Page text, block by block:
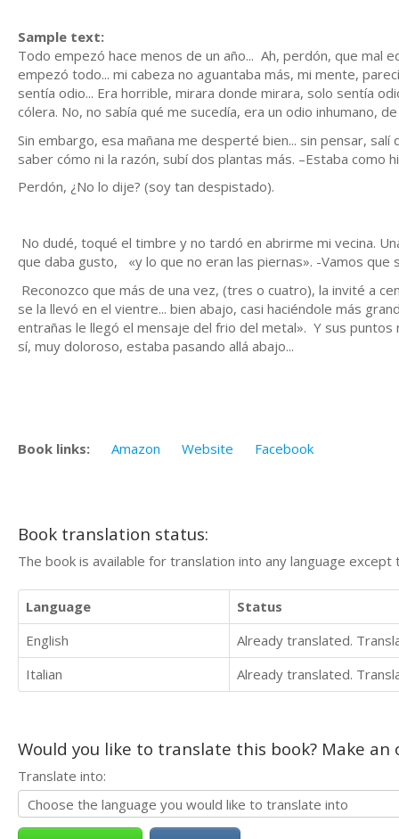
Sample text:
Todo empezó hace menos de un año... Ah, perdón, que mal
empezó todo... mi cabeza no aguantaba más, mi mente,
sentía odio... Era horrible, mirara donde mirara, solo sentía
cólera. No, no sabía qué me sucedía, era un odio inhumano,
Sin embargo, esa mañana me desperté bien... sin pensar, salí
saber cómo ni la razón, subí dos plantas más. –Estaba como
Perdón, ¿No lo dije? (soy tan despistado).
No dudé, toqué el timbre y no tardó en abrirme mi vecina.
que daba gusto, «y lo que no eran las piernas». -Vamos que
Reconozco que más de una vez, (tres o cuatro), la invité a
se la llevó en el vientre... bien abajo, casi haciéndole más
entrañas le llegó el mensaje del frio del metal». Y sus
sí, muy doloroso, estaba pasando allá abajo...
Book links: Amazon Website Facebook
Book translation status:
The book is available for translation into any language
Language
Status
English
Already translated.
Italian
Already translated.
Would you like to translate this book? Make
Translate into: